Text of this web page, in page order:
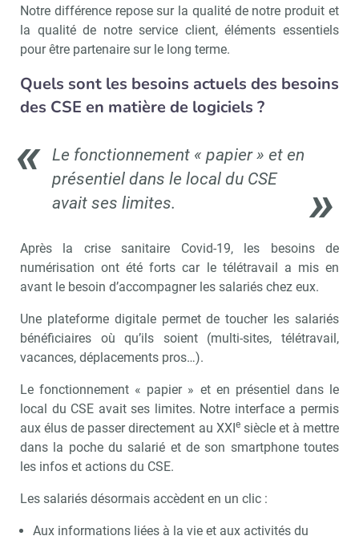
Notre différence repose sur la qualité de notre produit et
la qualité de notre service client, éléments essentiels
pour être partenaire sur le long terme.
Quels sont les besoins actuels des besoins
des CSE en matière de logiciels ?
Le fonctionnement « papier » et en
présentiel dans le local du CSE
avait ses limites.
Après la crise sanitaire Covid-19, les besoins de
numérisation ont été forts car le télétravail a mis en
avant le besoin d’accompagner les salariés chez eux.
Une plateforme digitale permet de toucher les salariés
bénéficiaires où qu’ils soient (multi-sites, télétravail,
vacances, déplacements pros…).
Le fonctionnement « papier » et en présentiel dans le
local du CSE avait ses limites. Notre interface a permis
aux élus de passer directement au XXIesiècle et à mettre
dans la poche du salarié et de son smartphone toutes
les infos et actions du CSE.
Les salariés désormais accèdent en un clic :
Aux informations liées à la vie et aux activités du